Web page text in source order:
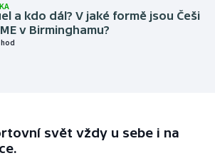
a kdo dál? V jaké formě jsou Češi
v Birminghamu?
svět vždy u sebe i na